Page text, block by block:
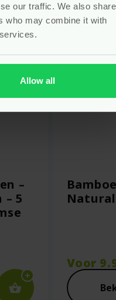
our traffic. We also share
who may combine it with
Allow all
–
5
Voor